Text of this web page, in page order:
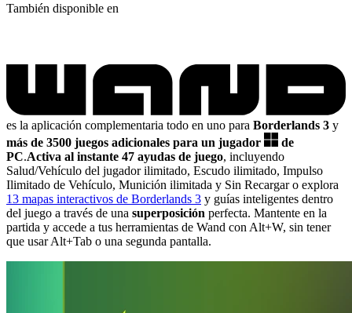
También disponible en
es la aplicación complementaria todo en uno para Borderlands 3 y
más de 3500 juegos adicionales para un jugador
de
PC.Activa al instante 47 ayudas de juego, incluyendo
Salud/Vehículo del jugador ilimitado, Escudo ilimitado, Impulso
Ilimitado de Vehículo, Munición ilimitada y Sin Recargaro explora
13 mapas interactivos de Borderlands 3 y guías inteligentes dentro
del juego a través de una superposición perfecta. Mantente en la
partida y accede a tus herramientas de Wand con Alt+W, sin tener
que usar Alt+Tab o una segunda pantalla.